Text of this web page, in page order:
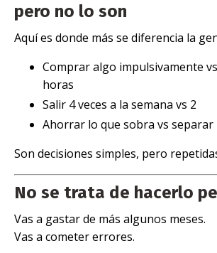
pero no lo son
Aquí es donde más se diferencia la
Comprar algo impulsivamente
horas
Salir 4 veces a la semana vs 2
Ahorrar lo que sobra vs
Son decisiones simples, pero
No se trata de hacerlo
Vas a gastar de más algunos meses.
Vas a cometer errores.